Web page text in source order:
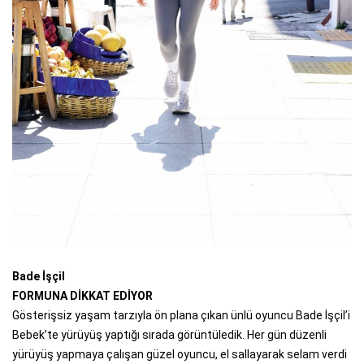
Bade İşçil
FORMUNA DİKKAT EDİYOR
Gösterişsiz yaşam tarzıyla ön plana çıkan ünlü oyuncu Bade İşçil’i
Bebek’te yürüyüş yaptığı sırada görüntüledik. Her gün düzenli
yürüyüş yapmaya çalışan güzel oyuncu, el sallayarak selam verdi